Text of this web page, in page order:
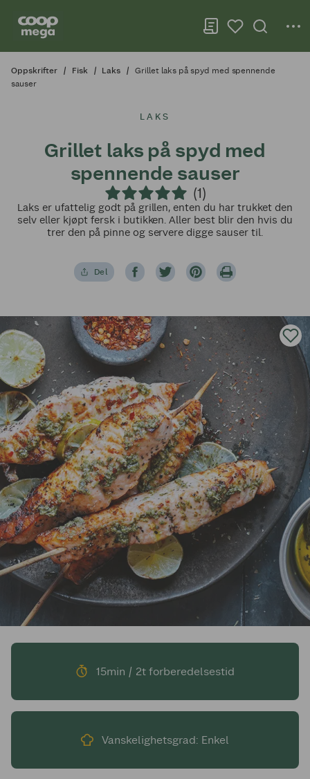
Oppskrifter Fisk Laks
Grillet laks på spyd med spennende
sauser
LAKS
Grillet laks på spyd med
spennende sauser
(1)
Laks er ufattelig godt på grillen, enten du har trukket den
selv eller kjøpt fersk i butikken. Aller best blir den hvis du
trer den på pinne og servere digge sauser til.
Del
15min / 2t forberedelsestid
Vanskelighetsgrad: Enkel